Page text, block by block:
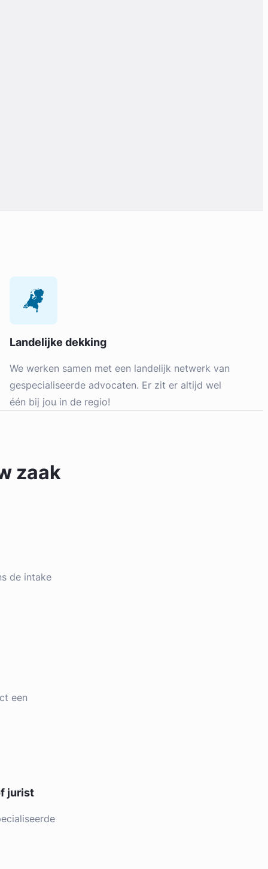
Landelijke dekking
We werken samen met een landelijk netwerk van
gespecialiseerde advocaten. Er zit er altijd wel
één bij jou in de regio!
zaak
de intake
een
jurist